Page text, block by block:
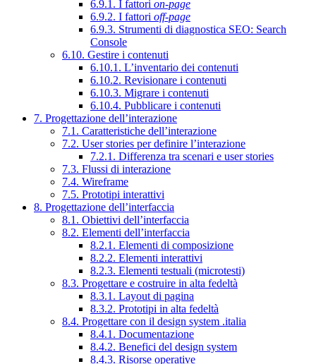
6.9.1. I fattori on-page
6.9.2. I fattori off-page
6.9.3. Strumenti di diagnostica SEO: Search
Console
6.10. Gestire i contenuti
6.10.1. L’inventario dei contenuti
6.10.2. Revisionare i contenuti
6.10.3. Migrare i contenuti
6.10.4. Pubblicare i contenuti
7. Progettazione dell’interazione
7.1. Caratteristiche dell’interazione
7.2. User stories per definire l’interazione
7.2.1. Differenza tra scenari e user stories
7.3. Flussi di interazione
7.4. Wireframe
7.5. Prototipi interattivi
8. Progettazione dell’interfaccia
8.1. Obiettivi dell’interfaccia
8.2. Elementi dell’interfaccia
8.2.1. Elementi di composizione
8.2.2. Elementi interattivi
8.2.3. Elementi testuali (microtesti)
8.3. Progettare e costruire in alta fedeltà
8.3.1. Layout di pagina
8.3.2. Prototipi in alta fedeltà
8.4. Progettare con il design system .italia
8.4.1. Documentazione
8.4.2. Benefici del design system
8.4.3. Risorse operative